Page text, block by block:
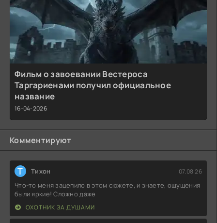
Фильм о завоевании Вестероса
Таргариенами получил официальное
название
16-04-2026
Комментируют
Т Тихон 07.08.26
Что-то меня зацепило в этом сюжете, и знаете, ощущения
были яркие! Сложно даже
ОХОТНИК ЗА ДУШАМИ